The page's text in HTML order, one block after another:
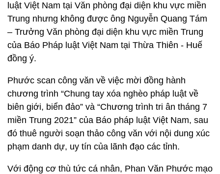
luật Việt Nam tại Văn phòng đại diện khu vực miền
Trung nhưng không được ông Nguyễn Quang Tám
– Trưởng Văn phòng đại diện khu vực miền Trung
của Báo Pháp luật Việt Nam tại Thừa Thiên - Huế
đồng ý.
Phước scan công văn về việc mời đồng hành
chương trình “Chung tay xóa nghèo pháp luật về
biên giới, biển đảo” và “Chương trình tri ân tháng 7
miền Trung 2021” của Báo pháp luật Việt Nam, sau
đó thuê người soạn thảo công văn với nội dung xúc
phạm danh dự, uy tín của lãnh đạo các tỉnh.
Với động cơ thù tức cá nhân, Phan Văn Phước mạo